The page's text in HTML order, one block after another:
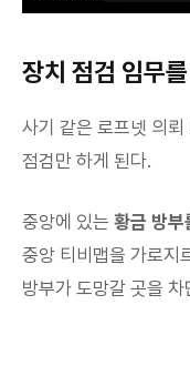
장치 점검 임무
사기 같은 로프넷 의
점검만 하게 된다.
중앙에 있는 황금 방부
중앙 티비맵을 가로지
방부가 도망갈 곳을 차